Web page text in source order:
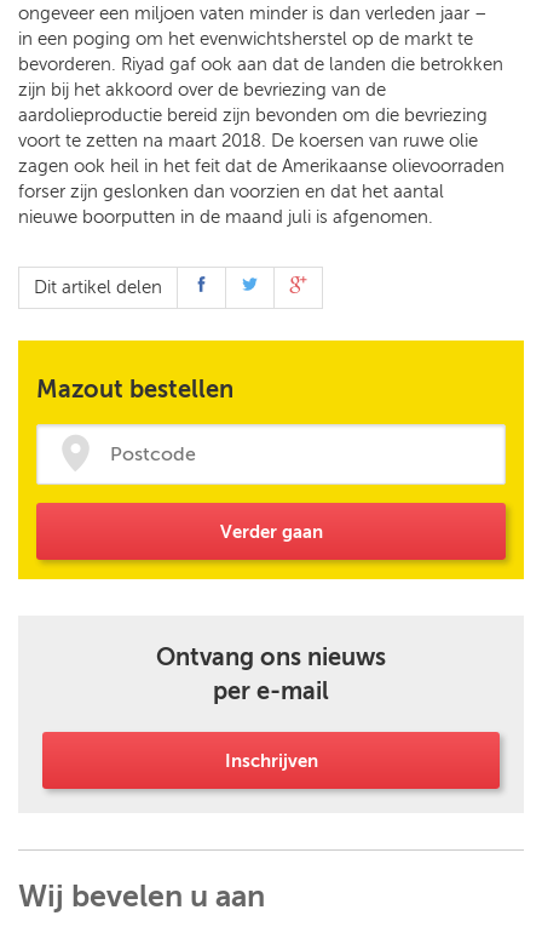
ongeveer een miljoen vaten minder is dan verleden jaar –
in een poging om het evenwichtsherstel op de markt te
bevorderen. Riyad gaf ook aan dat de landen die betrokken
zijn bij het akkoord over de bevriezing van de
aardolieproductie bereid zijn bevonden om die bevriezing
voort te zetten na maart 2018. De koersen van ruwe olie
zagen ook heil in het feit dat de Amerikaanse olievoorraden
forser zijn geslonken dan voorzien en dat het aantal
nieuwe boorputten in de maand juli is afgenomen.
Dit artikel delen
Mazout bestellen
Verder gaan
Ontvang ons nieuws
per e-mail
Inschrijven
Wij bevelen u aan